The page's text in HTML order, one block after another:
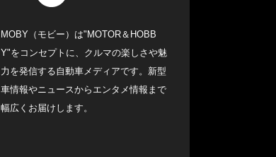
MOBY（モビー）は"MOTOR＆HOBB
Y"をコンセプトに、クルマの楽しさや魅
力を発信する自動車メディアです。新型
車情報やニュースからエンタメ情報まで
幅広くお届けします。